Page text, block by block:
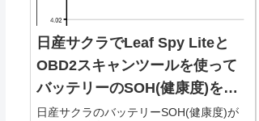
日産サクラでLeaf Spy Liteと
OBD2スキャンツールを使って
バッテリーのSOH(健康度)を調
べる
日産サクラのバッテリーSOH(健康度)が